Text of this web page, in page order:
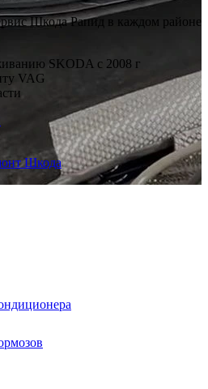
Шкода Рапид в каждом районе
SKODA с 2008 г
VAG
Шкода